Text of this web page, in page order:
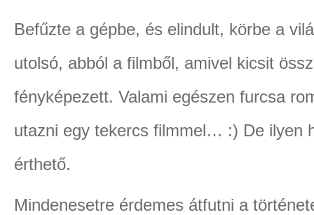
Befűzte a gépbe, és elindult, körbe a
utolsó, abból a filmből, amivel kicsit
fényképezett. Valami egészen furcsa
utazni egy tekercs filmmel… :) De ilyen
érthető.
Mindenesetre érdemes átfutni a